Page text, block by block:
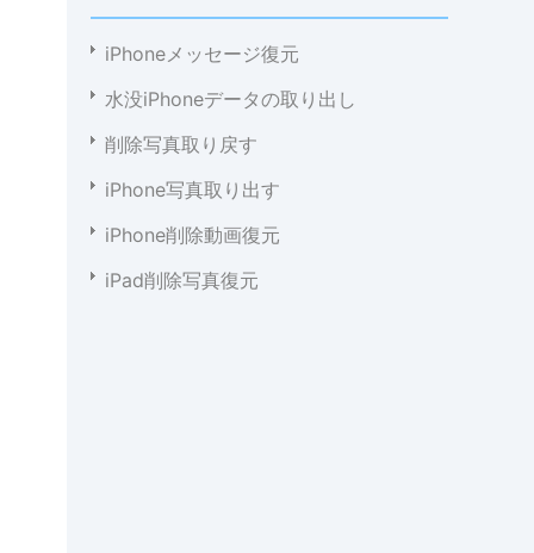
iPhoneメッセージ復元
水没iPhoneデータの取り出し
削除写真取り戻す
iPhone写真取り出す
iPhone削除動画復元
iPad削除写真復元